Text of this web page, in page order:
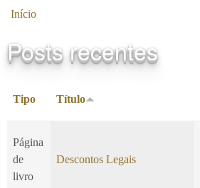
Início
Posts recentes
Tipo Título
Página
de
livro
Descontos Legais